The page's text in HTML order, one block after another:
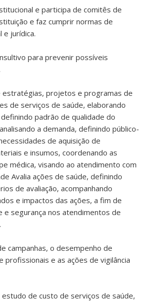
e participa de comitês de
e faz cumprir normas de
e jurídica.
para prevenir possíveis
estratégias, projetos e programas de
de serviços de saúde, elaborando
padrão de qualidade do
a demanda, definindo público-
de aquisição de
e insumos, coordenando as
médica, visando ao atendimento com
Avalia ações de saúde, definindo
de avaliação, acompanhando
e impactos das ações, a fim de
e segurança nos atendimentos de
campanhas, o desempenho de
profissionais e as ações de vigilância
estudo de custo de serviços de saúde,